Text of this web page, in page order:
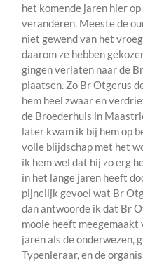
het komende jaren hier
veranderen. Meeste de
niet gewend van het
daarom ze hebben
gingen verlaten naar de
plaatsen. Zo Br Otgerus
hem heel zwaar en
de Broederhuis in
later kwam ik bij hem op
volle blijdschap met het
ik hem wel dat hij zo erg
in het lange jaren heeft
pijnelijk gevoel wat Br
dan antwoorde ik dat Br
mooie heeft meegemaakt
jaren als de onderwezen,
Typenleraar, en de